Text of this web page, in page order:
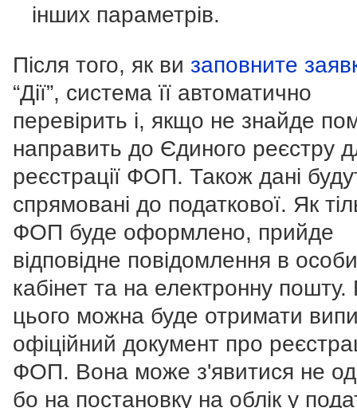
інших параметрів.
Після того, як ви заповните
“Дії”, система її автоматично
перевірить і, якщо не знайде
направить до Єдиного реєстру
реєстрації ФОП. Також дані
спрямовані до податкової. Як
ФОП буде оформлено, прийде
відповідне повідомлення в
кабінет та на електронну пошту.
цього можна буде отримати
офіційний документ про
ФОП. Вона може з'явитися не
бо на постановку на облік у